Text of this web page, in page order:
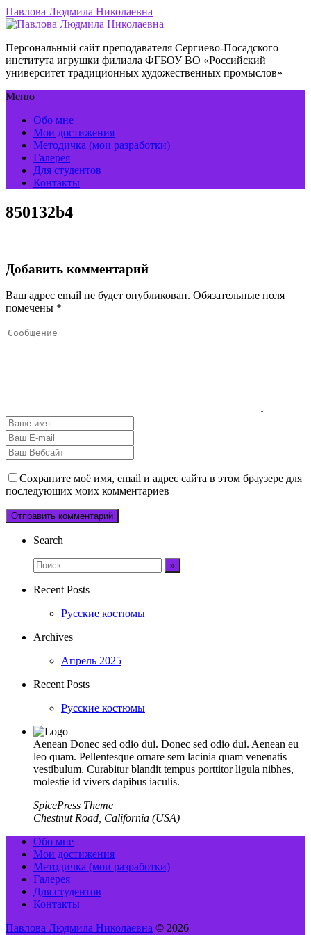
Павлова Людмила Николаевна
Персональный сайт преподавателя Сергиево-Посадского
института игрушки филиала ФГБОУ ВО «Российский
университет традиционных художественных промыслов»
Меню
Обо мне
Мои достижения
Методичка (мои разработки)
Галерея
Для студентов
Контакты
850132b4
Добавить комментарий
Ваш адрес email не будет опубликован. Обязательные поля
помечены *
Сохраните моё имя, email и адрес сайта в этом браузере для
последующих моих комментариев
Search
Recent Posts
Русские костюмы
Archives
Апрель 2025
Recent Posts
Русские костюмы
Aenean Donec sed odio dui. Donec sed odio dui. Aenean eu
leo quam. Pellentesque ornare sem lacinia quam venenatis
vestibulum. Curabitur blandit tempus porttitor ligula nibhes,
molestie id vivers dapibus iaculis.
SpicePress Theme
Chestnut Road, California (USA)
Обо мне
Мои достижения
Методичка (мои разработки)
Галерея
Для студентов
Контакты
Павлова Людмила Николаевна © 2026